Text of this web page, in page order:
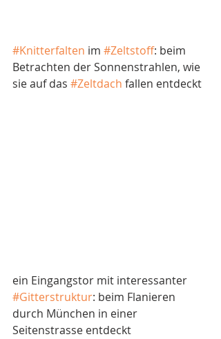
#Knitterfalten im #Zeltstoff: beim
Betrachten der Sonnenstrahlen, wie
sie auf das #Zeltdach fallen entdeckt
ein Eingangstor mit interessanter
#Gitterstruktur: beim Flanieren
durch München in einer
Seitenstrasse entdeckt